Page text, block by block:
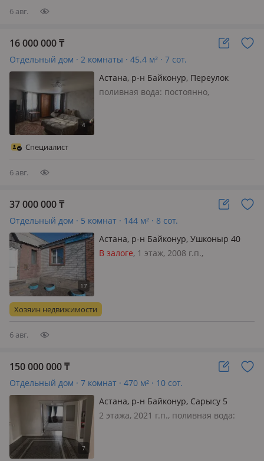
6 авг.
16 000 000₸
Отдельный дом · 2 комнаты · 45.4 м² · 7 сот.
Астана, р-н Байконур, Переулок
Кызылжар 3 — Находится не далеко
поливная вода: постоянно,
Специалист
6 авг.
37 000 000₸
Отдельный дом · 5 комнат · 144 м² · 8 сот.
Астана, р-н Байконур, Ушконыр 40
В залоге, 1 этаж, 2008 г.п.,
рядом магазины Ақыл, Бажа, Замира,
қадиша две школы 49, 21во дво…
Хозяин недвижимости
6 авг.
150 000 000₸
Отдельный дом · 7 комнат · 470 м² · 10 сот.
Астана, р-н Байконур, Сарысу 5
2 этажа, 2021 г.п., поливная вода: